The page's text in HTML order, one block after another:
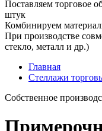
Поставляем торговое
штук
Комбинируем
При производстве
стекло, металл и др.)
Главная
Стеллажи
Cобственное